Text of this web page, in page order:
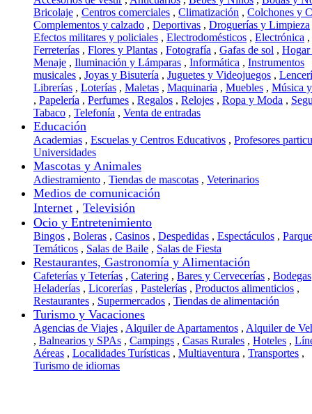
Bricolaje , Centros comerciales , Climatización , Colchones y
Complementos y calzado , Deportivas , Droguerías y Limpieza
Efectos militares y policiales , Electrodomésticos , Electrónica ,
Ferreterías , Flores y Plantas , Fotografía , Gafas de sol ,
Menaje , Iluminación y Lámparas , Informática , Instrumentos
musicales , Joyas y Bisutería , Juguetes y Videojuegos ,
Librerías , Loterías , Maletas , Maquinaria , Muebles , Música
, Papelería , Perfumes , Regalos , Relojes , Ropa y Moda ,
Tabaco , Telefonía , Venta de entradas
Educación
Academias , Escuelas y Centros Educativos , Profesores
Universidades
Mascotas y Animales
Adiestramiento , Tiendas de mascotas , Veterinarios
Medios de comunicación
Internet , Televisión
Ocio y Entretenimiento
Bingos , Boleras , Casinos , Despedidas , Espectáculos ,
Temáticos , Salas de Baile , Salas de Fiesta
Restaurantes, Gastronomía y Alimentación
Cafeterías y Teterías , Catering , Bares y Cervecerías , Bodegas
Heladerías , Licorerías , Pastelerías , Productos alimenticios ,
Restaurantes , Supermercados , Tiendas de alimentación
Turismo y Vacaciones
Agencias de Viajes , Alquiler de Apartamentos , Alquiler de
, Balnearios y SPAs , Campings , Casas Rurales , Hoteles ,
Aéreas , Localidades Turísticas , Multiaventura , Transportes ,
Turismo de idiomas